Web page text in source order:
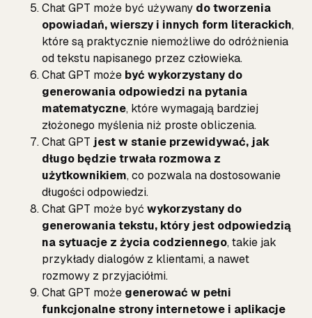
Chat GPT może być używany do tworzenia
opowiadań, wierszy i innych form literackich,
które są praktycznie niemożliwe do odróżnienia
od tekstu napisanego przez człowieka.
Chat GPT może być wykorzystany do
generowania odpowiedzi na pytania
matematyczne, które wymagają bardziej
złożonego myślenia niż proste obliczenia.
Chat GPT jest w stanie przewidywać, jak
długo będzie trwała rozmowa z
użytkownikiem, co pozwala na dostosowanie
długości odpowiedzi.
Chat GPT może być wykorzystany do
generowania tekstu, który jest odpowiedzią
na sytuacje z życia codziennego, takie jak
przykłady dialogów z klientami, a nawet
rozmowy z przyjaciółmi.
Chat GPT może generować w pełni
funkcjonalne strony internetowe i aplikacje